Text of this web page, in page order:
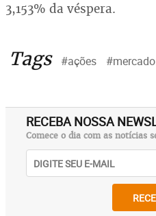
3,153% da véspera.
Tags #ações #mercado
RECEBA NOSSA
Comece o dia com as notícias